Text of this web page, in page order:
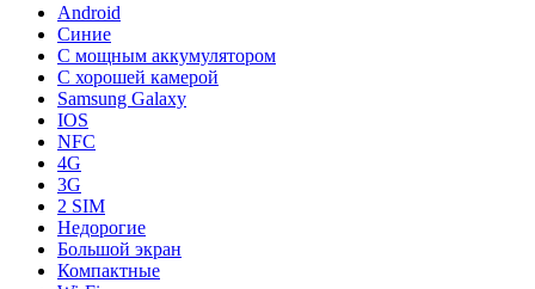
Android
Синие
С мощным аккумулятором
С хорошей камерой
Samsung Galaxy
IOS
NFC
4G
3G
2 SIM
Недорогие
Большой экран
Компактные